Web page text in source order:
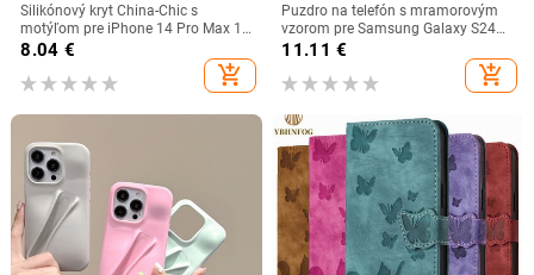
Silikónový kryt China-Chic s
motýľom pre iPhone 14 Pro Max 15
11 12 13 XR 8 7 Plus X XS SE 2020
8.04 €
add_shopping_cart
Puzdro na telefón s mramorovým
vzorom pre Samsung Galaxy S24
S23 S22 Ultra Plus S21 S23 FE A55
A54 A53 5G, nárazuvzdorné, mäkké
silikónové TPU puzdro
11.11 €
add_shopping_cart